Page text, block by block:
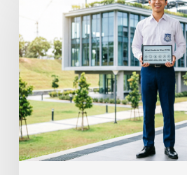
Pelajar
Cari
Dalam
Kolej
Hari
Ini?
Ini
Jawapan
Generasi